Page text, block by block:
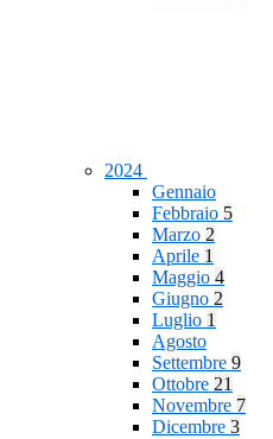
2024
Gennaio
Febbraio 5
Marzo 2
Aprile 1
Maggio 4
Giugno 2
Luglio 1
Agosto
Settembre 9
Ottobre 21
Novembre 7
Dicembre 3